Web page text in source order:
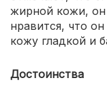
жирной кожи, он
нравится, что
кожу гладкой и
Достоинства